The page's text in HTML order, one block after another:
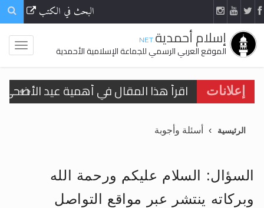
البحث في الكتب
إسلام أحمدية.NET
الموقع العربي الرسمي للجماعة الإسلامية الأحمدية
إعلانات
اقرأ هذا المقال في أهمية عيد
اقرأ هذا المقال في أهمية عيد
الحجّ.. دلالات، حِكم، وأهداف >> المزيد
تعميم هامّ لأفراد الجماعة >> المزيد
الرئيسية أسئلة وأجوبة
السؤال: السلام عليكم ورحمة الله
وبركاته ينتشر عبر مواقع التواصل